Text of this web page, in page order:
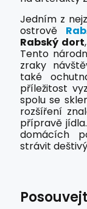
Jedním z
ostrově Rab
Rabský dort
Tento
zraky
také
příležitost
spolu se
rozšíření
přípravě
domácích
strávit